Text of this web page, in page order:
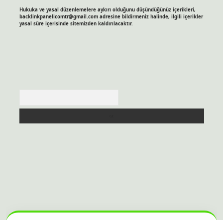
Hukuka ve yasal düzenlemelere aykırı olduğunu düşündüğünüz içerikleri,
backlinkpanelicomtr@gmail.comadresine bildirmeniz halinde, ilgili içerikler
yasal süre içerisinde sitemizden kaldırılacaktır.